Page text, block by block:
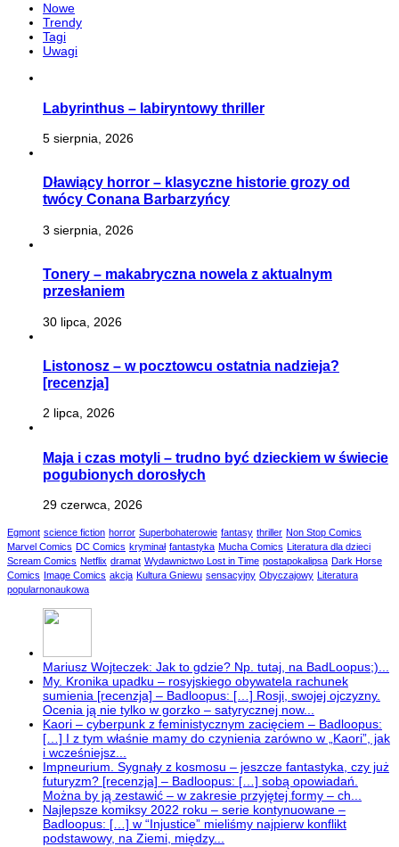
Nowe
Trendy
Tagi
Uwagi
Labyrinthus – labiryntowy thriller
5 sierpnia, 2026
Dławiący horror – klasyczne historie grozy od
twócy Conana Barbarzyńcy
3 sierpnia, 2026
Tonery – makabryczna nowela z aktualnym
przesłaniem
30 lipca, 2026
Listonosz – w pocztowcu ostatnia nadzieja?
[recenzja]
2 lipca, 2026
Maja i czas motyli – trudno być dzieckiem w świecie
pogubionych dorosłych
29 czerwca, 2026
Egmont science fiction horror Superbohaterowie fantasy thriller Non Stop Comics
Marvel Comics DC Comics kryminał fantastyka Mucha Comics Literatura dla dzieci
Scream Comics Netflix dramat Wydawnictwo Lost in Time postapokalipsa Dark Horse
Comics Image Comics akcja Kultura Gniewu sensacyjny Obyczajowy Literatura
popularnonaukowa
Mariusz Wojteczek: Jak to gdzie? Np. tutaj, na BadLoopus;)...
My. Kronika upadku – rosyjskiego obywatela rachunek
sumienia [recenzja] – Badloopus: […] Rosji, swojej ojczyzny.
Ocenia ją nie tylko w gorzko – satyrycznej now...
Kaori – cyberpunk z feministycznym zacięciem – Badloopus:
[…] I z tym właśnie mamy do czynienia zarówno w „Kaori”, jak
i wcześniejsz...
Impneurium. Sygnały z kosmosu – jeszcze fantastyka, czy już
futuryzm? [recenzja] – Badloopus: […] sobą opowiadań.
Można by ją zestawić – w zakresie przyjętej formy – ch...
Najlepsze komiksy 2022 roku – serie kontynuowane –
Badloopus: […] w “Injustice” mieliśmy najpierw konflikt
podstawowy, na Ziemi, między...